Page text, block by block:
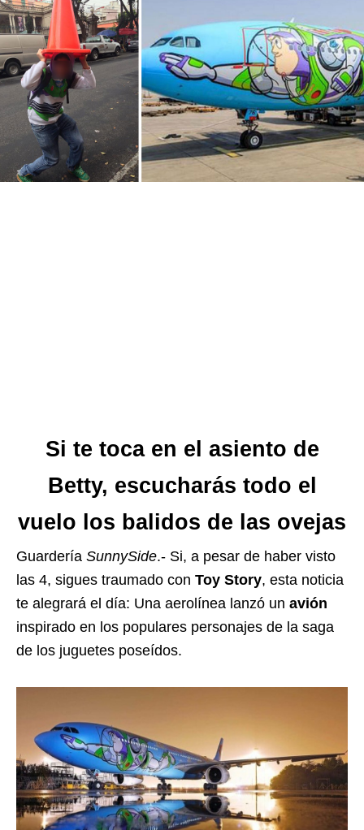
Si te toca en el asiento de
Betty, escucharás todo el
vuelo los balidos de las ovejas
Guardería SunnySide.- Si, a pesar de haber visto
las 4, sigues traumado con Toy Story, esta noticia
te alegrará el día: Una aerolínea lanzó un avión
inspirado en los populares personajes de la saga
de los juguetes poseídos.